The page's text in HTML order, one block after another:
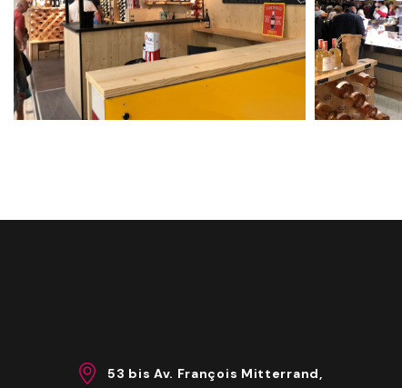
53 bis Av. François Mitterrand,